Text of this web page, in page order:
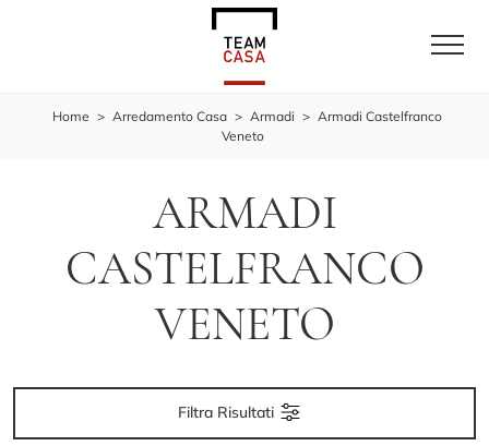
Home > Arredamento Casa > Armadi > Armadi Castelfranco
Veneto
ARMADI
CASTELFRANCO
VENETO
Filtra Risultati